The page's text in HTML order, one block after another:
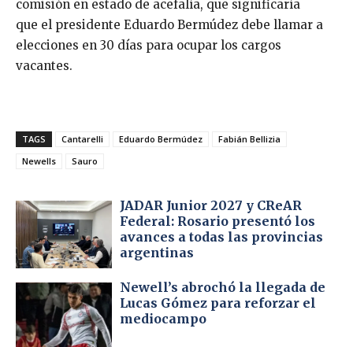
comisión en estado de acefalía, que significaría
que el presidente Eduardo Bermúdez debe llamar a
elecciones en 30 días para ocupar los cargos
vacantes.
TAGS Cantarelli Eduardo Bermúdez
Fabián Bellizia
Newells
Sauro
JADAR Junior 2027 y CReAR
Federal: Rosario presentó los
avances a todas las provincias
argentinas
Newell’s abrochó la llegada de
Lucas Gómez para reforzar el
mediocampo